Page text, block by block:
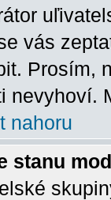
vás
Prosím,
nevyhoví.
nahoru
stanu